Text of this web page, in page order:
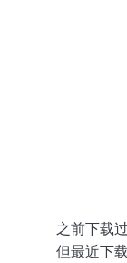
之前下载
但最近下